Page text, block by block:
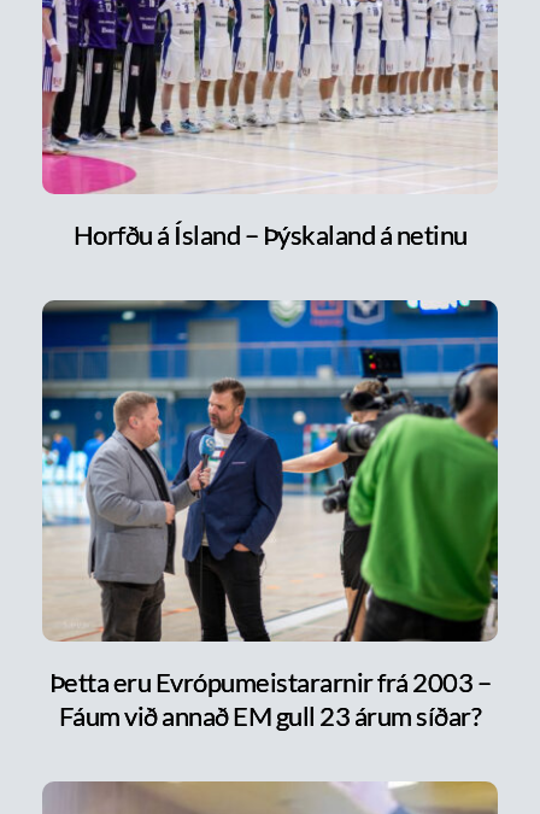
Horfðu á Ísland – Þýskaland á netinu
Þetta eru Evrópumeistararnir frá 2003 –
Fáum við annað EM gull 23 árum síðar?